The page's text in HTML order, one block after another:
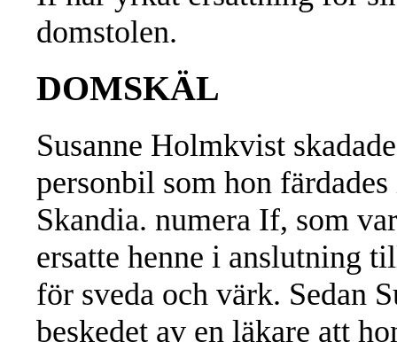
domstolen.
DOMSKÄL
Susanne Holmkvist
personbil som hon
Skandia. numera If, som
ersatte henne i anslutning
för sveda och värk. Sedan
beskedet av en läkare att